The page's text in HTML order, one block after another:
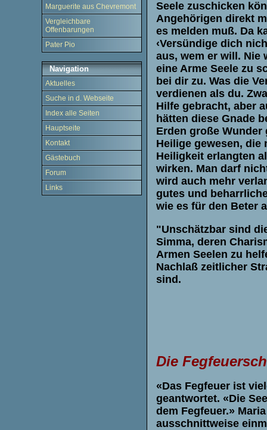
Marguerite aus Chevremont
Vergleichbare
Offenbarungen
Pater Pio
Navigation
Aktuelles
Suche in d. Webseite
Index alle Seiten
Hauptseite
Kontakt
Gästebuch
Forum
Links
Seele zuschicken
Angehörigen direkt
es melden muß. Da
‹Versündige dich
aus, wem er will. Nie
eine Arme Seele zu
bei dir zu. Was die
verdienen als du.
Hilfe gebracht, aber
hätten diese Gnade
Erden große
Heilige gewesen, die
Heiligkeit erlangten
wirken. Man darf
wird auch mehr
gutes und
wie es für den Beter
"Unschätzbar sind
Simma, deren
Armen Seelen zu
Nachlaß zeitlicher
sind.
Die
«Das Fegfeuer ist
geantwortet. «Die
dem Fegfeuer.»
ausschnittweise